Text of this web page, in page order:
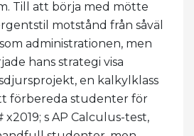
Till att börja med mötte
motstånd från såväl
administrationen, men
hans strategi visa
en kalkylklass
förbereda studenter för
s AP Calculus-test,